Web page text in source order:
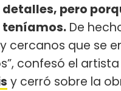
pero
De
cercanos que se
confesó el
y cerró sobre la